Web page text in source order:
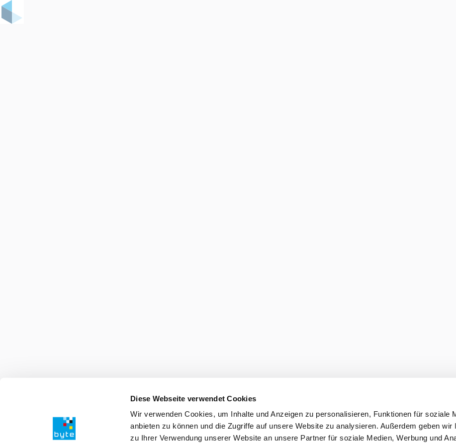
Diese Webseite verwendet Cookies
Wir verwenden Cookies, um Inhalte und Anzeigen zu personalisieren, Funktionen für soziale
anbieten zu können und die Zugriffe auf unsere Website zu analysieren. Außerdem geben wir
zu Ihrer Verwendung unserer Website an unsere Partner für soziale Medien, Werbung und